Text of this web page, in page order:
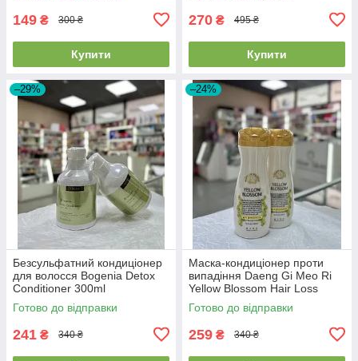
149 ₴ 300 ₴
Купити
270 ₴ 495 ₴
Купити
–29%
Безсульфатний кондиціонер
для волосся Bogenia Detox
Conditioner 300ml
Готово до відправки
241 ₴ 340 ₴
–24%
Маска-кондиціонер проти
випадіння Daeng Gi Meo Ri
Yellow Blossom Hair Loss
Treatment 300мл
Готово до відправки
259 ₴ 340 ₴